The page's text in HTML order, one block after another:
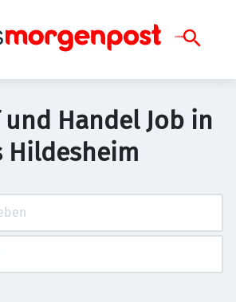
Handel Job in
Hildesheim